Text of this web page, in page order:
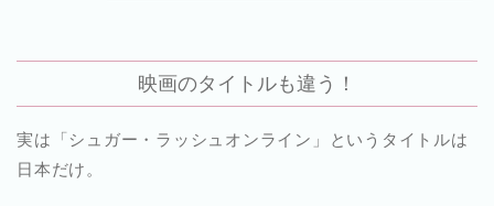
映画のタイトルも違う！
実は「シュガー・ラッシュオンライン」というタイトルは
日本だけ。